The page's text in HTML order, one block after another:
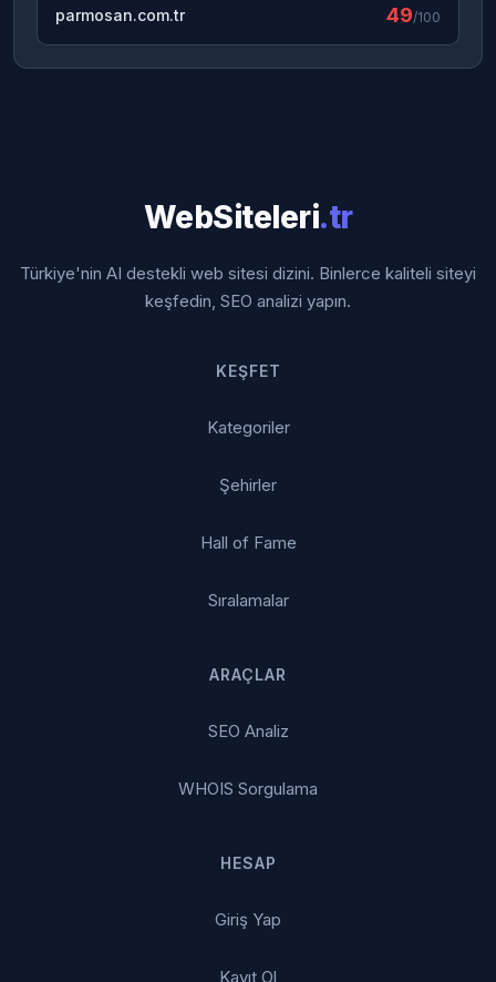
parmosan.com.tr 49/100
WebSiteleri.tr
Türkiye'nin AI destekli web sitesi dizini. Binlerce kaliteli siteyi
keşfedin, SEO analizi yapın.
KEŞFET
Kategoriler
Şehirler
Hall of Fame
Sıralamalar
ARAÇLAR
SEO Analiz
WHOIS Sorgulama
HESAP
Giriş Yap
Kayıt Ol